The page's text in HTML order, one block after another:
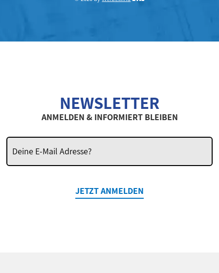
NEWSLETTER
ANMELDEN & INFORMIERT BLEIBEN
JETZT ANMELDEN